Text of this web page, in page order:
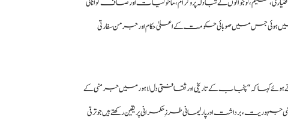
تعلیم، نوجوانوں کے تبادلہ پروگرام، ماحولیات اور صاف توانائی
ہوئی جس میں صوبائی حکومت کے اعلیٰ حکام اور جرمن سفارتی
کہ “پنجاب کے تاریخی اور ثقافتی دل لاہور میں جرمنی کے
برداشت اور پارلیمانی طرزِ حکمرانی پر یقین رکھتے ہیں جو ترقی